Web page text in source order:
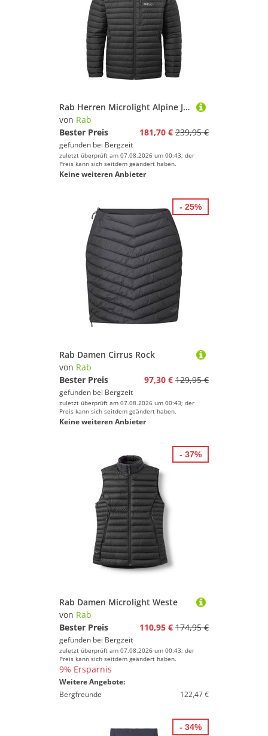
Rab Herren Microlight Alpine Jacke
von Rab
Bester Preis
181,70 € 239,95 €
gefunden bei Bergzeit
zuletzt überprüft am 07.08.2026 um 00:43; der
Preis kann sich seitdem geändert haben.
Keine weiteren Anbieter
Rab Damen Cirrus Rock
von Rab
Bester Preis
97,30 € 129,95 €
gefunden bei Bergzeit
zuletzt überprüft am 07.08.2026 um 00:43; der
Preis kann sich seitdem geändert haben.
Keine weiteren Anbieter
- 25%
Rab Damen Microlight Weste
von Rab
Bester Preis
110,95 € 174,95 €
gefunden bei Bergzeit
zuletzt überprüft am 07.08.2026 um 00:43; der
Preis kann sich seitdem geändert haben.
9% Ersparnis
Weitere Angebote:
Bergfreunde
122,47 €
- 37%
- 34%